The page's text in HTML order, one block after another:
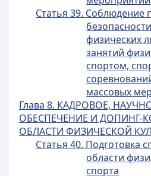
Статья 39. Соблюдение
физических
занятий
спортом,
массовых
Глава 8. КАДРОВОЕ,
ОБЕСПЕЧЕНИЕ И ДОПИНГ-
ОБЛАСТИ ФИЗИЧЕСКОЙ
Статья 40. Подготовка
области
спорта